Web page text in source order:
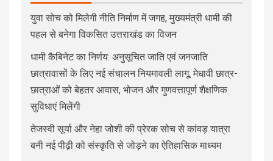
युवा सोच को मिलेगी नीति निर्माण में जगह, मुख्यमंत्री धामी की
पहल से बनेगा विकसित उत्तराखंड का विजन
धामी कैबिनेट का निर्णय: अनुसूचित जाति एवं जनजाति
छात्रावासों के लिए नई संचालन नियमावली लागू, मेधावी छात्र-
छात्राओं को बेहतर आवास, भोजन और गुणवत्तापूर्ण शैक्षणिक
सुविधाएं मिलेंगी
तेजस्वी सूर्या और नेहा जोशी की प्रेरक सोच से कांवड़ यात्रा
बनी नई पीढ़ी को संस्कृति से जोड़ने का ऐतिहासिक माध्यम